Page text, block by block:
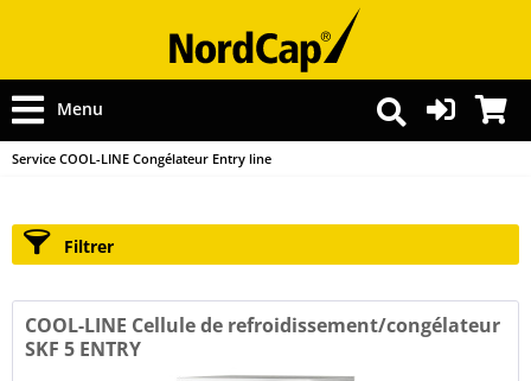
Menu
Service COOL-LINE Congélateur Entry line
Filtrer
COOL-LINE Cellule de refroidissement/congélateur
SKF 5 ENTRY